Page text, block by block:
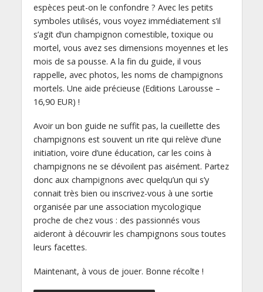
espèces peut-on le confondre ? Avec les petits
symboles utilisés, vous voyez immédiatement s’il
s’agit d’un champignon comestible, toxique ou
mortel, vous avez ses dimensions moyennes et les
mois de sa pousse. A la fin du guide, il vous
rappelle, avec photos, les noms de champignons
mortels. Une aide précieuse (Editions Larousse –
16,90 EUR) !
Avoir un bon guide ne suffit pas, la cueillette des
champignons est souvent un rite qui relève d’une
initiation, voire d’une éducation, car les coins à
champignons ne se dévoilent pas aisément. Partez
donc aux champignons avec quelqu’un qui s’y
connait très bien ou inscrivez-vous à une sortie
organisée par une association mycologique
proche de chez vous : des passionnés vous
aideront à découvrir les champignons sous toutes
leurs facettes.
Maintenant, à vous de jouer. Bonne récolte !